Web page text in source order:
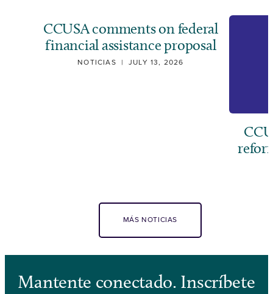
CCUSA comments on federal
financial assistance proposal
NOTICIAS | JULY 13, 2026
MÁS NOTICIAS
Mantente conectado. Inscríbete